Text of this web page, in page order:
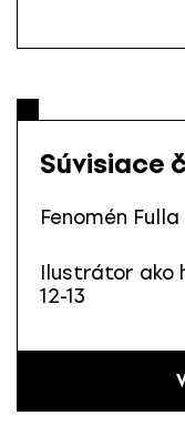
Súvisiace
Fenomén
Ilustrátor ako
12-13